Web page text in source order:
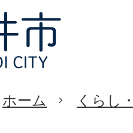
ホーム くらし